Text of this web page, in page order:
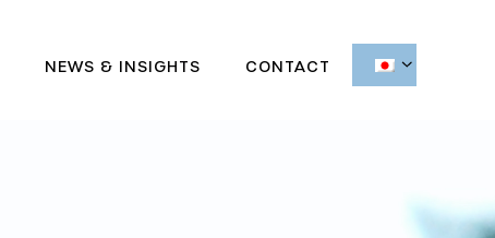
NEWS & INSIGHTS CONTACT